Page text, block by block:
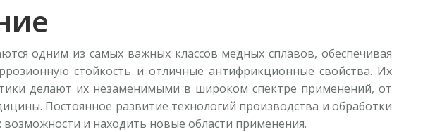
одним из самых важных классов медных сплавов, обеспечивая
стойкость и отличные антифрикционные свойства. Их
делают их незаменимыми в широком спектре применений, от
Постоянное развитие технологий производства и обработки
возможности и находить новые области применения.